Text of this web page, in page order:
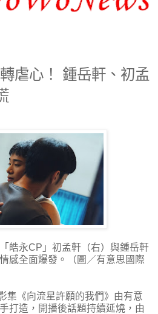
虐心！ 鍾岳軒、初孟
皓永CP」初孟軒（右）與鍾岳軒
感全面爆發。（圖／有意思國際
集《向流星許願的我們》由有意
打造，開播後話題持續延燒，由